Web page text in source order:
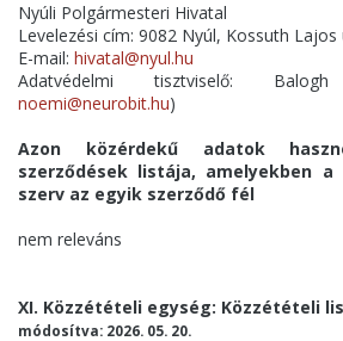
Nyúli Polgármesteri Hivatal
Levelezési cím: 9082 Nyúl, Kossuth Lajos
E-mail: hivatal@nyul.hu
Adatvédelmi tisztviselő:
noemi@neurobit.hu)
Azon közérdekű adatok
szerződések listája, amelyekben
szerv az egyik szerződő fél
nem releváns
XI. Közzétételi egység: Közzétételi
módosítva: 2026. 05. 20.